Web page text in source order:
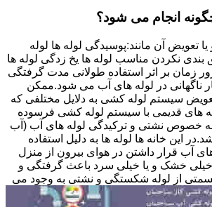
انجام می شود؟
تعویض آن مانند:پوسیدگی لوله ها لوله
نکردن مناسب لوله ها یخ زدگی لوله ها
زمان بر اثر استفاده طولانی مدت گرفتگی
ناگهانی در لوله های آب می شود.ممکن
سیستم لوله کشی به دلایل مختلفی که
های قدیمی با سیستم لوله کشی فرسوده
خصوص نشتی و ترکیدگی لوله های آب (آب
این خانه ها لوله ها به دلیل استفاده
آب قرار داشتن در هوای بیرون از منزل
خشک و یا خیلی سرد باعث گرفتگی و
از لوله شکستگی و نشتی به وجود می